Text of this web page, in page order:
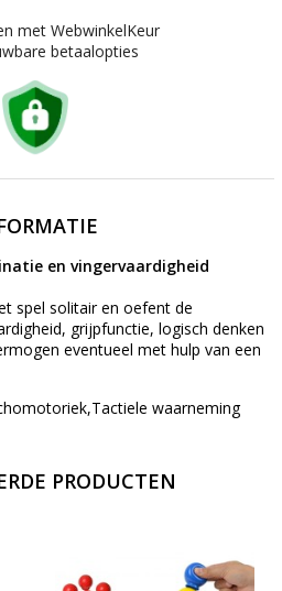
met WebwinkelKeur
betaalopties
en vingervaardigheid
spel solitair en oefent de
grijpfunctie, logisch denken
eventueel met hulp van een
waarneming
PRODUCTEN